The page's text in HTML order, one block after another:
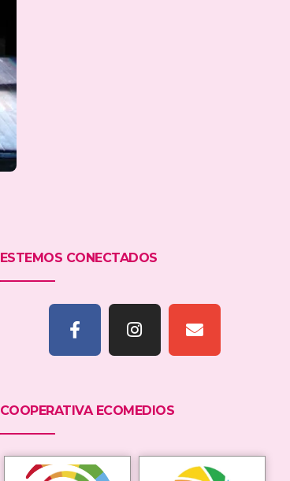
ESTEMOS CONECTADOS
COOPERATIVA ECOMEDIOS